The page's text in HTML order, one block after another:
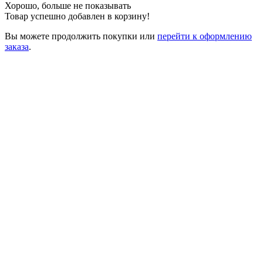
Хорошо, больше не показывать
Товар успешно добавлен в корзину!
Вы можете продолжить покупки или перейти к оформлению
заказа.